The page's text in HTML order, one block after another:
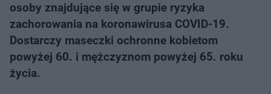
osoby znajdujące się w grupie ryzyka
zachorowania na koronawirusa COVID-19.
Dostarczy maseczki ochronne kobietom
powyżej 60. i mężczyznom powyżej 65. roku
życia.